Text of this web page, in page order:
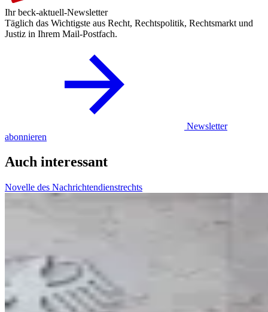
Ihr beck-aktuell-Newsletter
Täglich das Wichtigste aus Recht, Rechtspolitik, Rechtsmarkt und
Justiz in Ihrem Mail-Postfach.
Newsletter
abonnieren
Auch interessant
Novelle des Nachrichtendienstrechts